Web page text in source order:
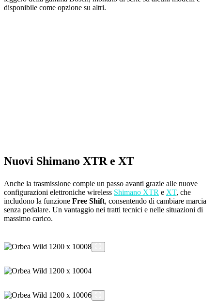
disponibile come opzione su altri.
Nuovi Shimano XTR e XT
Anche la trasmissione compie un passo avanti grazie alle nuove
configurazioni elettroniche wireless Shimano XTR e XT, che
includono la funzione Free Shift, consentendo di cambiare marcia
senza pedalare. Un vantaggio nei tratti tecnici e nelle situazioni di
massimo carico.